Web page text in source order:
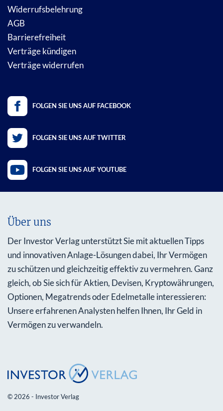
Widerrufsbelehrung
AGB
Barrierefreiheit
Verträge kündigen
Verträge widerrufen
FOLGEN SIE UNS AUF FACEBOOK
FOLGEN SIE UNS AUF TWITTER
FOLGEN SIE UNS AUF YOUTUBE
Über uns
Der Investor Verlag unterstützt Sie mit aktuellen Tipps
und innovativen Anlage-Lösungen dabei, Ihr Vermögen
zu schützen und gleichzeitig effektiv zu vermehren. Ganz
gleich, ob Sie sich für Aktien, Devisen, Kryptowährungen,
Optionen, Megatrends oder Edelmetalle interessieren:
Unsere erfahrenen Analysten helfen Ihnen, Ihr Geld in
Vermögen zu verwandeln.
© 2026 - Investor Verlag